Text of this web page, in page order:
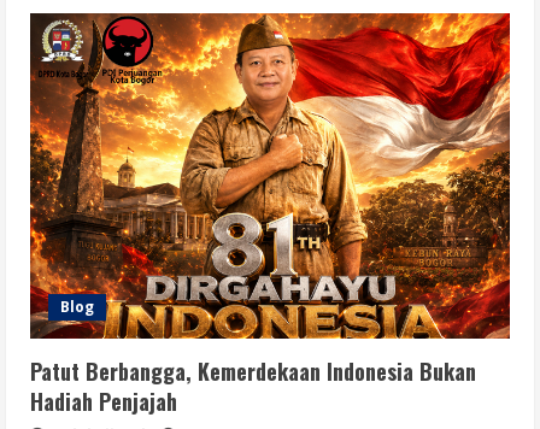
Blog
Patut Berbangga, Kemerdekaan Indonesia Bukan
Hadiah Penjajah